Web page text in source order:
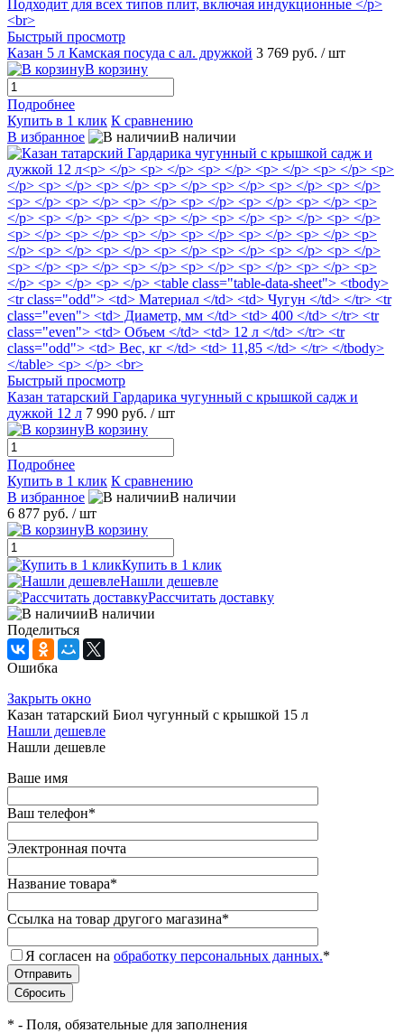
Быстрый просмотр
Казан 5 л Камская посуда с ал. дружкой 3 769 руб. / шт
В корзину
Подробнее
Купить в 1 клик К сравнению
В избранное
В наличии
Быстрый просмотр
Казан татарский Гардарика чугунный с крышкой садж и
дужкой 12 л 7 990 руб. / шт
В корзину
Подробнее
Купить в 1 клик К сравнению
В избранное
В наличии
6 877 руб. / шт
В корзину
Купить в 1 клик
Нашли дешевле
Рассчитать доставку
В наличии
Поделиться
Ошибка
Закрыть окно
Казан татарский Биол чугунный с крышкой 15 л
Нашли дешевле
Нашли дешевле
Ваше имя
Ваш телефон*
Электронная почта
Название товара*
Ссылка на товар другого магазина*
Я согласен на обработку персональных данных.*
* - Поля, обязательные для заполнения